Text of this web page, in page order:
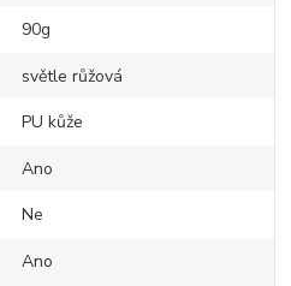
90g
světle růžová
PU kůže
Ano
Ne
Ano